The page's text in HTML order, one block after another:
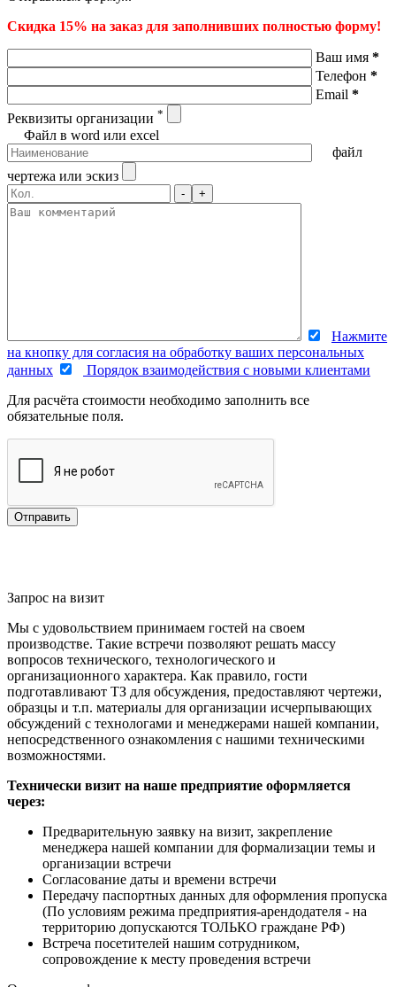
Скидка 15% на заказ для заполнивших полностью форму!
Ваш имя *
Телефон *
Email *
Реквизиты организации *
Файл в word или excel
файл
чертежа или эскиз
- +
Нажмите
на кнопку для согласия на обработку ваших персональных
данных
Порядок взаимодействия с новыми клиентами
Для расчёта стоимости необходимо заполнить все
обязательные поля.
Отправить
Запрос на визит
Мы с удовольствием принимаем гостей на своем
производстве. Такие встречи позволяют решать массу
вопросов технического, технологического и
организационного характера. Как правило, гости
подготавливают ТЗ для обсуждения, предоставляют чертежи,
образцы и т.п. материалы для организации исчерпывающих
обсуждений с технологами и менеджерами нашей компании,
непосредственного ознакомления с нашими техническими
возможностями.
Технически визит на наше предприятие оформляется
через:
Предварительную заявку на визит, закрепление
менеджера нашей компании для формализации темы и
организации встречи
Согласование даты и времени встречи
Передачу паспортных данных для оформления пропуска
(По условиям режима предприятия-арендодателя - на
территорию допускаются ТОЛЬКО граждане РФ)
Встреча посетителей нашим сотрудником,
сопровождение к месту проведения встречи